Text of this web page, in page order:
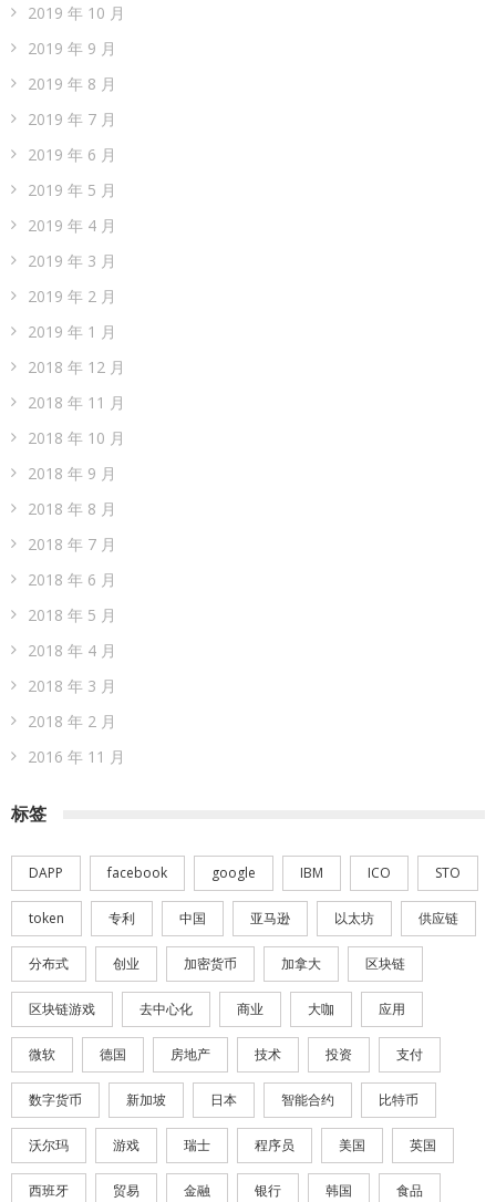
2019 年 10 月
2019 年 9 月
2019 年 8 月
2019 年 7 月
2019 年 6 月
2019 年 5 月
2019 年 4 月
2019 年 3 月
2019 年 2 月
2019 年 1 月
2018 年 12 月
2018 年 11 月
2018 年 10 月
2018 年 9 月
2018 年 8 月
2018 年 7 月
2018 年 6 月
2018 年 5 月
2018 年 4 月
2018 年 3 月
2018 年 2 月
2016 年 11 月
标签
DAPP facebook google IBM ICO STO
token 专利 中国 亚马逊 以太坊 供应链
分布式 创业 加密货币 加拿大 区块链
区块链游戏 去中心化 商业 大咖 应用
微软 德国 房地产 技术 投资 支付
数字货币 新加坡 日本 智能合约 比特币
沃尔玛 游戏 瑞士 程序员 美国 英国
西班牙 贸易 金融 银行 韩国 食品